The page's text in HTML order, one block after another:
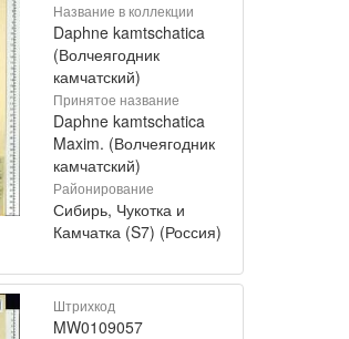
Название в коллекции
Daphne kamtschatica
(Волчеягодник
камчатский)
Принятое название
Daphne kamtschatica
Maxim. (Волчеягодник
камчатский)
Районирование
Сибирь, Чукотка и
Камчатка (S7) (Россия)
Штрихкод
MW0109057